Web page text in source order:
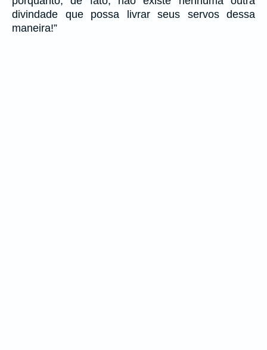
divindade que possa livrar seus servos dessa
maneira!”